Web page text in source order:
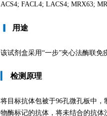
ACS4; FACL4; LACS4; MRX63;
用途
该试剂盒采用“一步”夹心法酶联
检测原理
将目标抗体包被于96孔微孔板中
物酶标记的抗体，将未结合的抗